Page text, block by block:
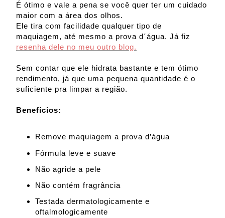
É ótimo e vale a pena se você quer ter um cuidado
maior com a área dos olhos.
Ele tira com facilidade qualquer tipo de
maquiagem, até mesmo a prova d´água. Já fiz
resenha dele no meu outro blog.
Sem contar que ele hidrata bastante e tem ótimo
rendimento, já que uma pequena quantidade é o
suficiente pra limpar a região.
Benefícios:
Remove maquiagem a prova d’água
Fórmula leve e suave
Não agride a pele
Não contém fragrância
Testada dermatologicamente e
oftalmologicamente